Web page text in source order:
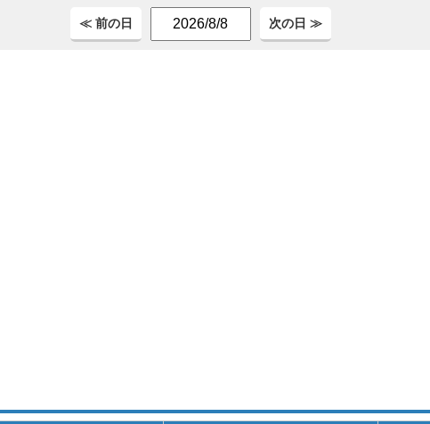
≪ 前の日 次の日 ≫